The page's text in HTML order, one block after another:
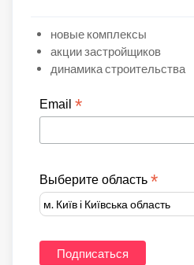
новые комплексы
акции застройщиков
динамика строительства
Email *
Выберите область *